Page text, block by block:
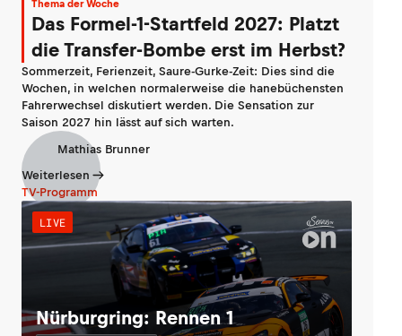
Thema der Woche
Das Formel-1-Startfeld 2027: Platzt
die Transfer-Bombe erst im Herbst?
Sommerzeit, Ferienzeit, Saure-Gurke-Zeit: Dies sind die
Wochen, in welchen normalerweise die hanebüchensten
Fahrerwechsel diskutiert werden. Die Sensation zur
Saison 2027 hin lässt auf sich warten.
Mathias Brunner
Weiterlesen
TV-Programm
LIVE
Nürburgring: Rennen 1